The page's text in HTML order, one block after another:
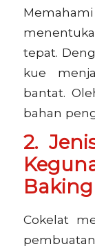
tepat.
kue
bantat.
bahan
2.
Baking
Cokelat